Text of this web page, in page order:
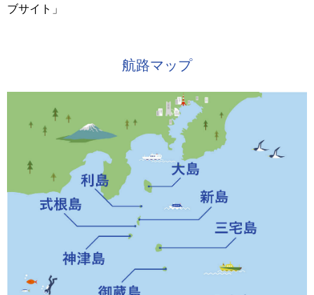
ブサイト」
航路マップ